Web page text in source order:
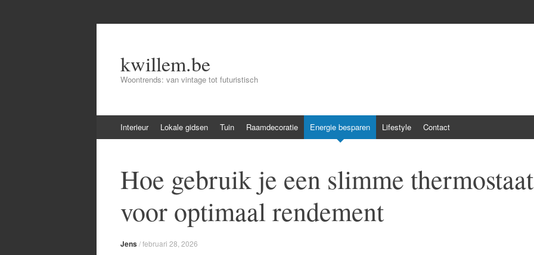
kwillem.be
Woontrends: van vintage tot futuristisch
to
Interieur Lokale gidsen Tuin Raamdecoratie Energie besparen Lifestyle Contact
Hoe gebruik je een slimme thermostaat
voor optimaal rendement
Jens/februari 28, 2026